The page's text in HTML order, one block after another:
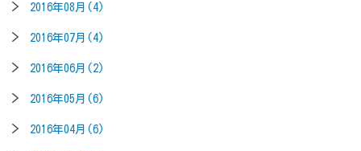
2016年08月(4)
2016年07月(4)
2016年06月(2)
2016年05月(6)
2016年04月(6)